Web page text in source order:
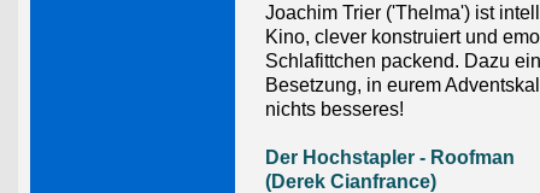
Joachim Trier ('Thelma') ist
Kino, clever konstruiert und
Schlafittchen packend. Dazu
Besetzung, in eurem
nichts besseres!
Der Hochstapler - Roofman
(Derek Cianfrance)